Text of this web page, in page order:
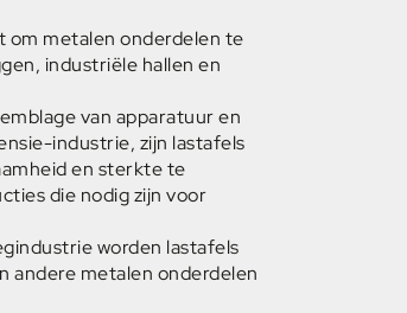
om metalen onderdelen te
industriële hallen en
van apparatuur en
industrie, zijn lastafels
en sterkte te
die nodig zijn voor
worden lastafels
andere metalen onderdelen